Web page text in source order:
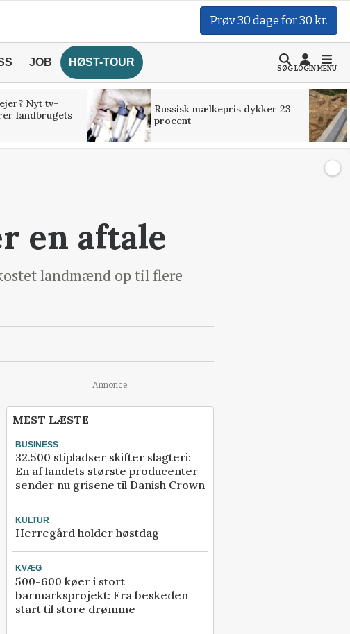
Prøv 30 dage for 30 kr.
JOB HØST-TOUR
SØGLOGINMENU
Nyt tv-
landbrugets
Russisk mælkepris dykker 23
procent
en aftale
landmænd op til flere
Annonce
MEST LÆSTE
BUSINESS
32.500 stipladser skifter slagteri:
En af landets største producenter
sender nu grisene til Danish Crown
KULTUR
Herregård holder høstdag
KVÆG
500-600 køer i stort
barmarksprojekt: Fra beskeden
start til store drømme